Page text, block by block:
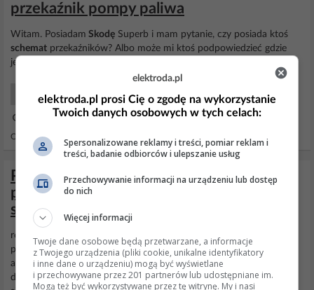
przekaźnik pompy paliwa
Witam. Posiadam Skodę Superb i mam pytanie, czy posiada ktoś
schemat przekaźników? Albo może mi ktoś podpowiedzieć gdzie
jest
Samochody Początkujący
02 Maj 2021 13:21
Odpowiedzi: 3 Wyświetleń: 3675
Podłączenie silnika wycieraczek przez
przekaźniki do przełącznika szyb –
schemat
robie takie urządzenie jak mam silnik od wycieraczek potrzebuje
podłączyć to pod przekażniki a potem to do przełącznika od szyb
ale wiem tylko ze przełącznik ma tylko wyprowadzenie do 4 kabi ,
dwa idą do niego + i - a jak podłącze pod następne drugie kable ,
elektroda.pl
elektroda.pl prosi Cię o zgodę na wykorzystanie
Twoich danych osobowych w tych celach:
Spersonalizowane reklamy i treści, pomiar reklam i
treści, badanie odbiorców i ulepszanie usług
Przechowywanie informacji na urządzeniu lub dostęp
do nich
Więcej informacji
Twoje dane osobowe będą przetwarzane, a informacje
z Twojego urządzenia (pliki cookie, unikalne identyfikatory
i inne dane o urządzeniu) mogą być wyświetlane
i przechowywane przez 201 partnerów lub udostępniane im.
Mogą też być wykorzystywane przez tę witrynę. My i nasi